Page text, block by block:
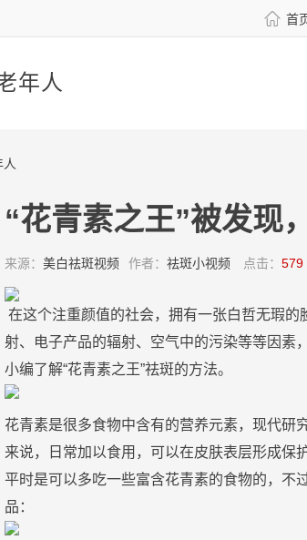
 首
年人
人
“花青素之王”被发现
来源： 美白祛斑视频 作者： 祛斑小视频 点击： 579
在这个注重颜值的社会，拥有一张白哲无瑕的
射、电子产品的辐射、空气中的污染等等因素
小编了解“花青素之王”祛斑的方法。
花青素是很多食物中含有的营养元素，现代研
来说，日常加以食用，可以在皮肤表层形成保
平时是可以多吃一些富含花青素的食物的，不
品：